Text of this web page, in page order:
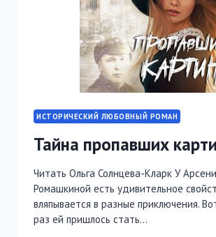
ИСТОРИЧЕСКИЙ ЛЮБОВНЫЙ РОМАН
Тайна пропавших
Читать Ольга Солнцева-Кларк У
Ромашкиной есть удивительное
вляпывается в разные приключения.
раз ей пришлось стать…